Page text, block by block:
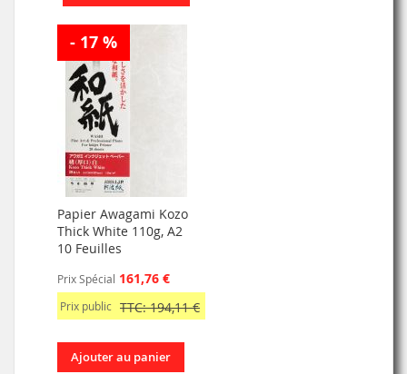
- 17 %
Papier Awagami Kozo
Thick White 110g, A2
10 Feuilles
Prix Spécial 161,76 €
Prix public TTC: 194,11 €
Ajouter au panier